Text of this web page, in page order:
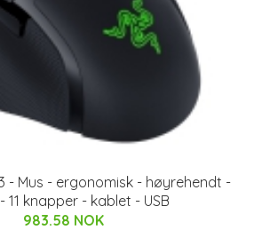
- Mus - ergonomisk - høyrehendt -
11 knapper - kablet - USB
983.58 NOK